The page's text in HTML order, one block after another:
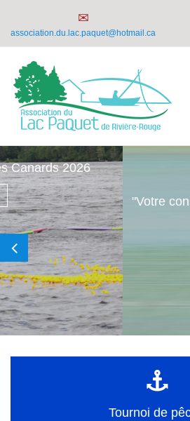
✉
association.du.lac.paquet@hotmail.ca
"Votre conseil d'administration
Paquet 2025-
Tournoi de